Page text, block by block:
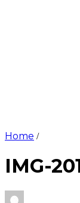
Home /
IMG-